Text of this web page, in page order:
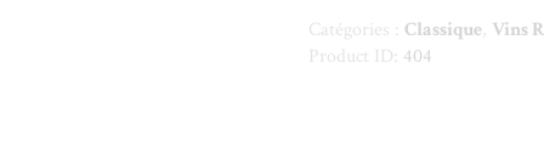
Catégories : Classique, Vins
Product ID: 404